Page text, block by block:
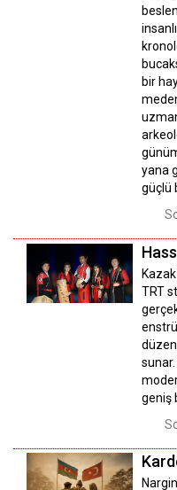
bir
yana
güçlü
TRT
geniş